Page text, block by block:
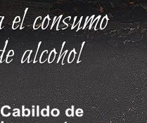
consumo
alcohol